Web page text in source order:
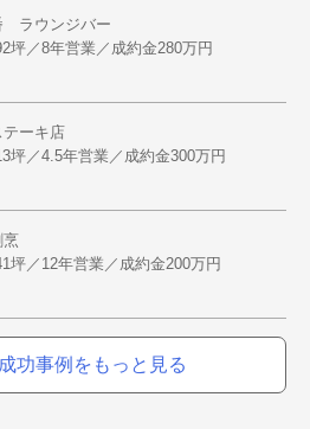
ラウンジバー
坪／8年営業／成約金280万円
ーキ店
坪／4.5年営業／成約金300万円
坪／12年営業／成約金200万円
功事例をもっと見る